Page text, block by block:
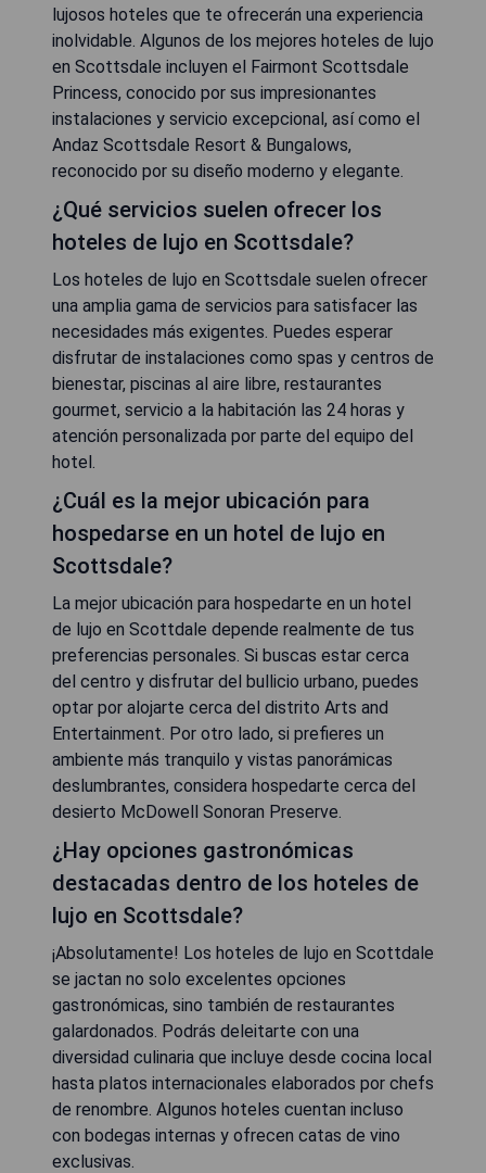
lujosos hoteles que te ofrecerán una experiencia
inolvidable. Algunos de los mejores hoteles de lujo
en Scottsdale incluyen el Fairmont Scottsdale
Princess, conocido por sus impresionantes
instalaciones y servicio excepcional, así como el
Andaz Scottsdale Resort & Bungalows,
reconocido por su diseño moderno y elegante.
¿Qué servicios suelen ofrecer los
hoteles de lujo en Scottsdale?
Los hoteles de lujo en Scottsdale suelen ofrecer
una amplia gama de servicios para satisfacer las
necesidades más exigentes. Puedes esperar
disfrutar de instalaciones como spas y centros de
bienestar, piscinas al aire libre, restaurantes
gourmet, servicio a la habitación las 24 horas y
atención personalizada por parte del equipo del
hotel.
¿Cuál es la mejor ubicación para
hospedarse en un hotel de lujo en
Scottsdale?
La mejor ubicación para hospedarte en un hotel
de lujo en Scottdale depende realmente de tus
preferencias personales. Si buscas estar cerca
del centro y disfrutar del bullicio urbano, puedes
optar por alojarte cerca del distrito Arts and
Entertainment. Por otro lado, si prefieres un
ambiente más tranquilo y vistas panorámicas
deslumbrantes, considera hospedarte cerca del
desierto McDowell Sonoran Preserve.
¿Hay opciones gastronómicas
destacadas dentro de los hoteles de
lujo en Scottsdale?
¡Absolutamente! Los hoteles de lujo en Scottdale
se jactan no solo excelentes opciones
gastronómicas, sino también de restaurantes
galardonados. Podrás deleitarte con una
diversidad culinaria que incluye desde cocina local
hasta platos internacionales elaborados por chefs
de renombre. Algunos hoteles cuentan incluso
con bodegas internas y ofrecen catas de vino
exclusivas.